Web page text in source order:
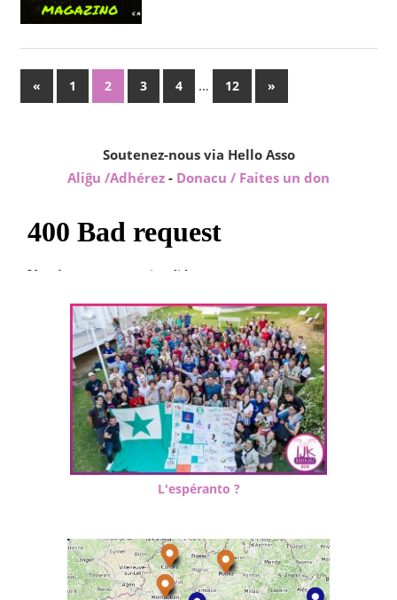
Paĝnumerado
«Antaŭaj
afiŝoj
1 2 3 4 … 12
Sekvaj
afiŝoj
»
Soutenez-nous via Hello Asso
Aliĝu /Adhérez - Donacu / Faites un don
L'espéranto ?